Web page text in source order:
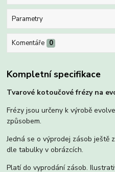
Parametry
Komentáře 0
Kompletní specifikace
Tvarové kotoučové frézy na
Frézy jsou určeny k výrobě
způsobem.
Jedná se o výprodej zásob ještě
dle tabulky v obrázcích.
Platí do vyprodání zásob.